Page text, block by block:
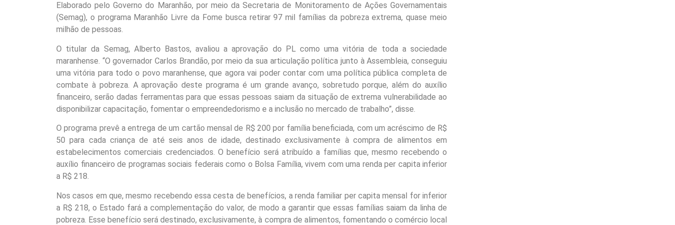
Elaborado pelo Governo do Maranhão, por meio da Secretaria de Monitoramento de Ações Governamentais
(Semag), o programa Maranhão Livre da Fome busca retirar 97 mil famílias da pobreza extrema, quase meio
milhão de pessoas.
O titular da Semag, Alberto Bastos, avaliou a aprovação do PL como uma vitória de toda a sociedade
maranhense. “O governador Carlos Brandão, por meio da sua articulação política junto à Assembleia, conseguiu
uma vitória para todo o povo maranhense, que agora vai poder contar com uma política pública completa de
combate à pobreza. A aprovação deste programa é um grande avanço, sobretudo porque, além do auxílio
financeiro, serão dadas ferramentas para que essas pessoas saiam da situação de extrema vulnerabilidade ao
disponibilizar capacitação, fomentar o empreendedorismo e a inclusão no mercado de trabalho”, disse.
O programa prevê a entrega de um cartão mensal de R$ 200 por família beneficiada, com um acréscimo de R$
50 para cada criança de até seis anos de idade, destinado exclusivamente à compra de alimentos em
estabelecimentos comerciais credenciados. O benefício será atribuído a famílias que, mesmo recebendo o
auxílio financeiro de programas sociais federais como o Bolsa Família, vivem com uma renda per capita inferior
a R$ 218.
Nos casos em que, mesmo recebendo essa cesta de benefícios, a renda familiar per capita mensal for inferior
a R$ 218, o Estado fará a complementação do valor, de modo a garantir que essas famílias saiam da linha de
pobreza. Esse benefício será destinado, exclusivamente, à compra de alimentos, fomentando o comércio local